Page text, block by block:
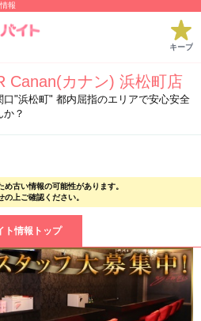
報
キープ
Canan(カナン) 浜松町店
口"浜松町" 都内屈指のエリアで安心安全
か？
古い情報の可能性があります。
上ご確認ください。
ト情報トップ